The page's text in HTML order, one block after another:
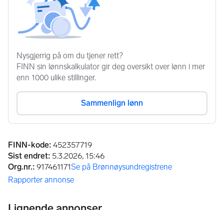
Annonseinformasjon
FINN-kode: 452357719
Sist endret: 5.3.2026, 15:46
Org.nr.: 917461171Se på Brønnøysundregistrene
(åpnes i ny fane)
Rapporter annonse